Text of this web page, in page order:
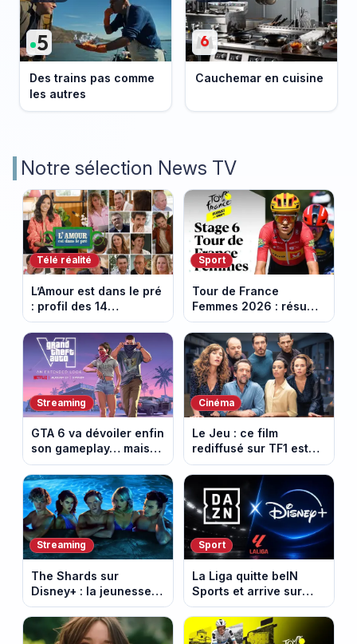
Des trains pas comme
les autres
Cauchemar en cuisine
Notre sélection News TV
Télé réalité
L’Amour est dans le pré
: profil des 14
agriculteurs, speed
dating inédit et de
nouvelles histoires
d’amour
Sport
Tour de France
Femmes 2026 : résumé
vidéo de la 6e étape
entre Montbrison et
Tournon-sur-Rhône
Streaming
GTA 6 va dévoiler enfin
son gameplay… mais
d’abord sur Netflix
Cinéma
Le Jeu : ce film
rediffusé sur TF1 est
adapté d’un succès
italien devenu un
phénomène mondial
Streaming
The Shards sur
Disney+ : la jeunesse
dorée de Los Angeles
face à un tueur dans
les années 80
Sport
La Liga quitte beIN
Sports et arrive sur
DAZN et Disney+ en
France